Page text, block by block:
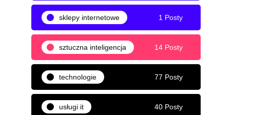
sklepy internetowe 1 Posty
sztuczna inteligencja 14 Posty
technologie 77 Posty
usługi it 40 Posty